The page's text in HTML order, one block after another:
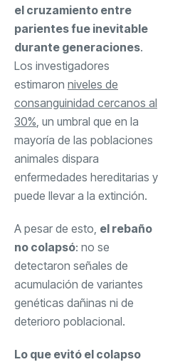
el cruzamiento entre
parientes fue inevitable
durante generaciones.
Los investigadores
estimaron niveles de
consanguinidad cercanos al
30%, un umbral que en la
mayoría de las poblaciones
animales dispara
enfermedades hereditarias y
puede llevar a la extinción.
A pesar de esto, el rebaño
no colapsó: no se
detectaron señales de
acumulación de variantes
genéticas dañinas ni de
deterioro poblacional.
Lo que evitó el colapso